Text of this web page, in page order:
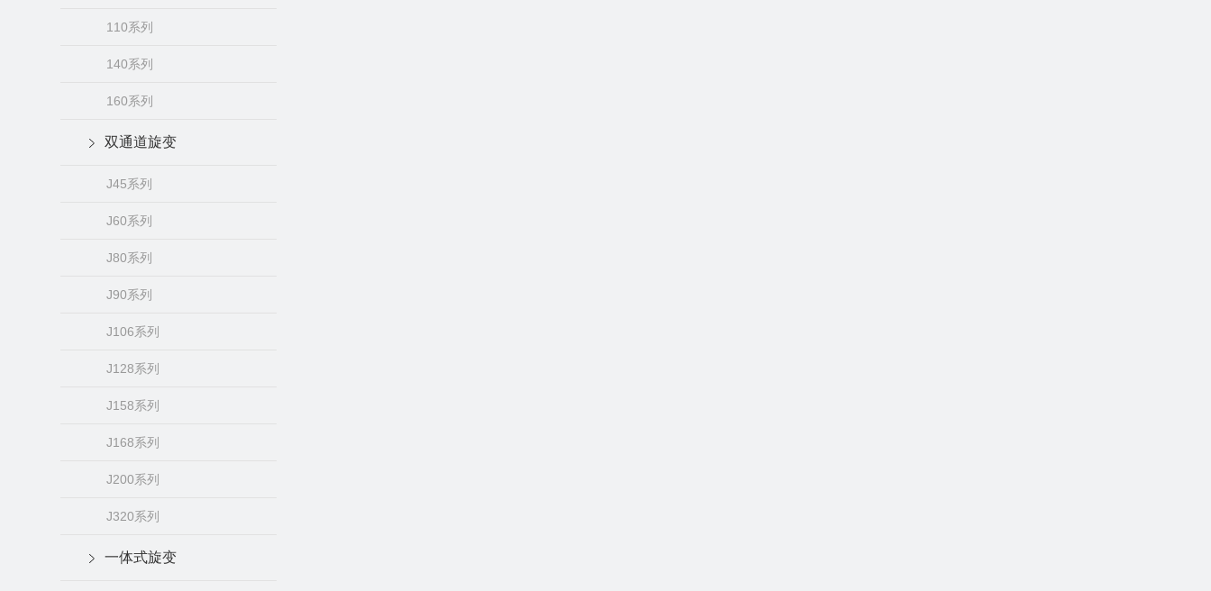
110系列
140系列
160系列
双通道旋变
J45系列
J60系列
J80系列
J90系列
J106系列
J128系列
J158系列
J168系列
J200系列
J320系列
一体式旋变